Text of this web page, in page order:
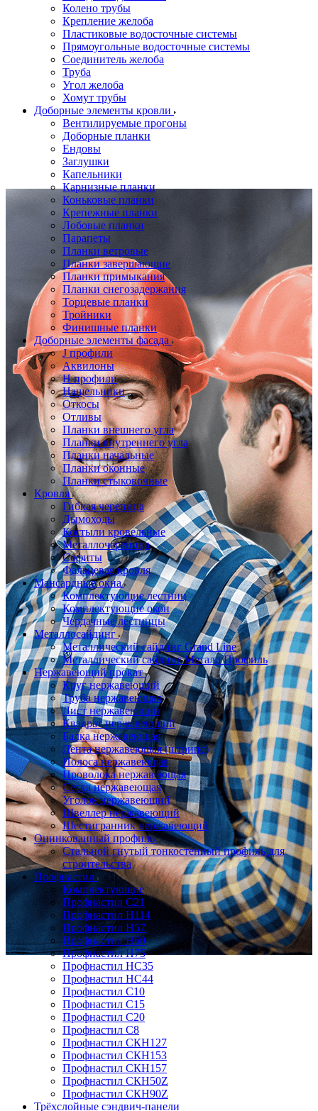
Колено трубы
Крепление желоба
Пластиковые водосточные системы
Прямоугольные водосточные системы
Соединитель желоба
Труба
Угол желоба
Хомут трубы
Доборные элементы кровли
Вентилируемые прогоны
Доборные планки
Ендовы
Заглушки
Капельники
Карнизные планки
Коньковые планки
Крепежные планки
Лобовые планки
Парапеты
Планки ветровые
Планки завершающие
Планки примыкания
Планки снегозадержания
Торцевые планки
Тройники
Финишные планки
Доборные элементы фасада
J профили
Аквилоны
Н профили
Нащельники
Откосы
Отливы
Планки внешнего угла
Планки внутреннего угла
Планки начальные
Планки оконные
Планки стыковочные
Кровля
Гибкая черепица
Дымоходы
Костыли кровельные
Металлочерепица
Софиты
Фальцевая кровля
Мансардные окна
Комплектующие лестниц
Комплектующие окон
Чердачные лестницы
Металлосайдинг
Металлический сайдинг Grand Line
Металлический сайдинг Металл Профиль
Нержавеющий прокат
Круг нержавеющий
Труба нержавеющая
Лист нержавеющий
Квадрат нержавеющий
Балка нержавеющая
Лента нержавеющая (штрипс)
Полоса нержавеющая
Проволока нержавеющая
Сетка нержавеющая
Уголок нержавеющий
Швеллер нержавеющий
Шестигранник нержавеющий
Оцинкованный профиль
Стальной гнутый тонкостенный профиль для
строительства
Профнастил
Комплектующие
Профнастил C21
Профнастил Н114
Профнастил Н57
Профнастил Н60
Профнастил Н75
Профнастил НС35
Профнастил НС44
Профнастил С10
Профнастил С15
Профнастил С20
Профнастил С8
Профнастил СКН127
Профнастил СКН153
Профнастил СКН157
Профнастил СКН50Z
Профнастил СКН90Z
Трёхслойные сэндвич-панели